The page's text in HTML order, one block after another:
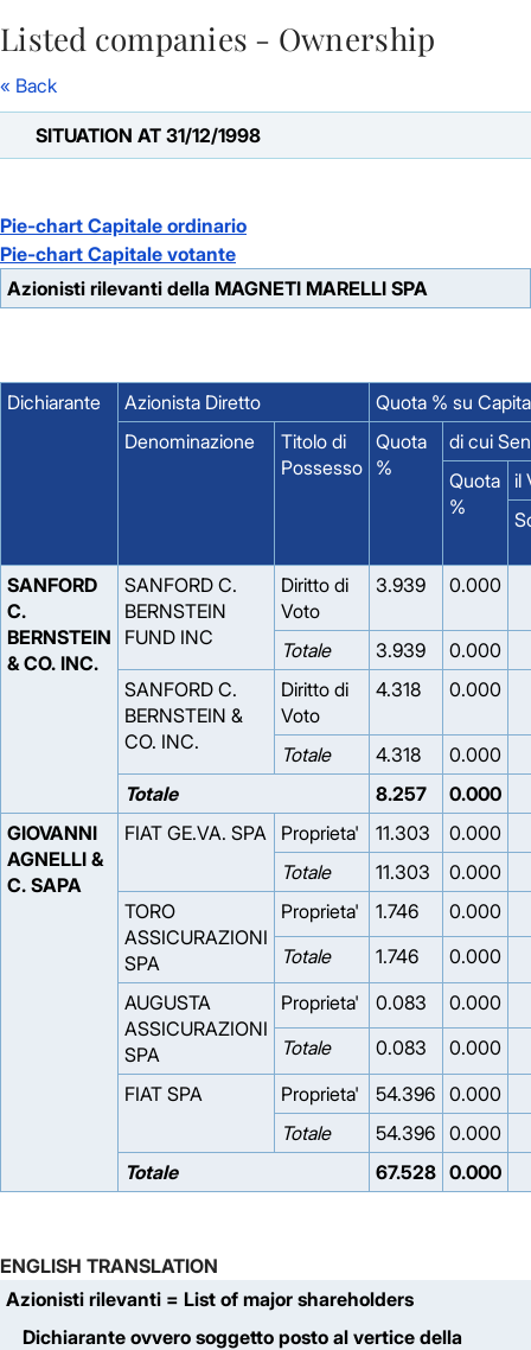
Skip to Main Content
Listed companies - Ownership
« Back
SITUATION AT 31/12/1998
Pie-chart Capitale ordinario
Pie-chart Capitale votante
Azionisti rilevanti della MAGNETI MARELLI SPA
Dichiarante Azionista Diretto
Quota % su
Denominazione
Titolo di
Possesso
Quota
%
di cui
Quota
%
il
SANFORD
C.
BERNSTEIN
& CO. INC.
SANFORD C.
BERNSTEIN
FUND INC
Diritto di
Voto
3.939 0.000
Totale 3.939
0.000
SANFORD C.
BERNSTEIN &
CO. INC.
Diritto di
Voto
4.318 0.000
Totale 4.318
0.000
Totale
8.257
0.000
GIOVANNI
AGNELLI &
C. SAPA
FIAT GE.VA. SPA Proprieta' 11.303
0.000
Totale
11.303
0.000
TORO
ASSICURAZIONI
SPA
Proprieta' 1.746
0.000
Totale
1.746
0.000
AUGUSTA
ASSICURAZIONI
SPA
Proprieta' 0.083
0.000
Totale
0.083
0.000
FIAT SPA
Proprieta' 54.396 0.000
Totale
54.396 0.000
Totale
67.528 0.000
ENGLISH TRANSLATION
Azionisti rilevanti = List of major shareholders
Dichiarante ovvero soggetto posto al vertice della